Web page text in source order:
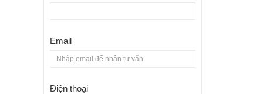
Email
Điện thoại